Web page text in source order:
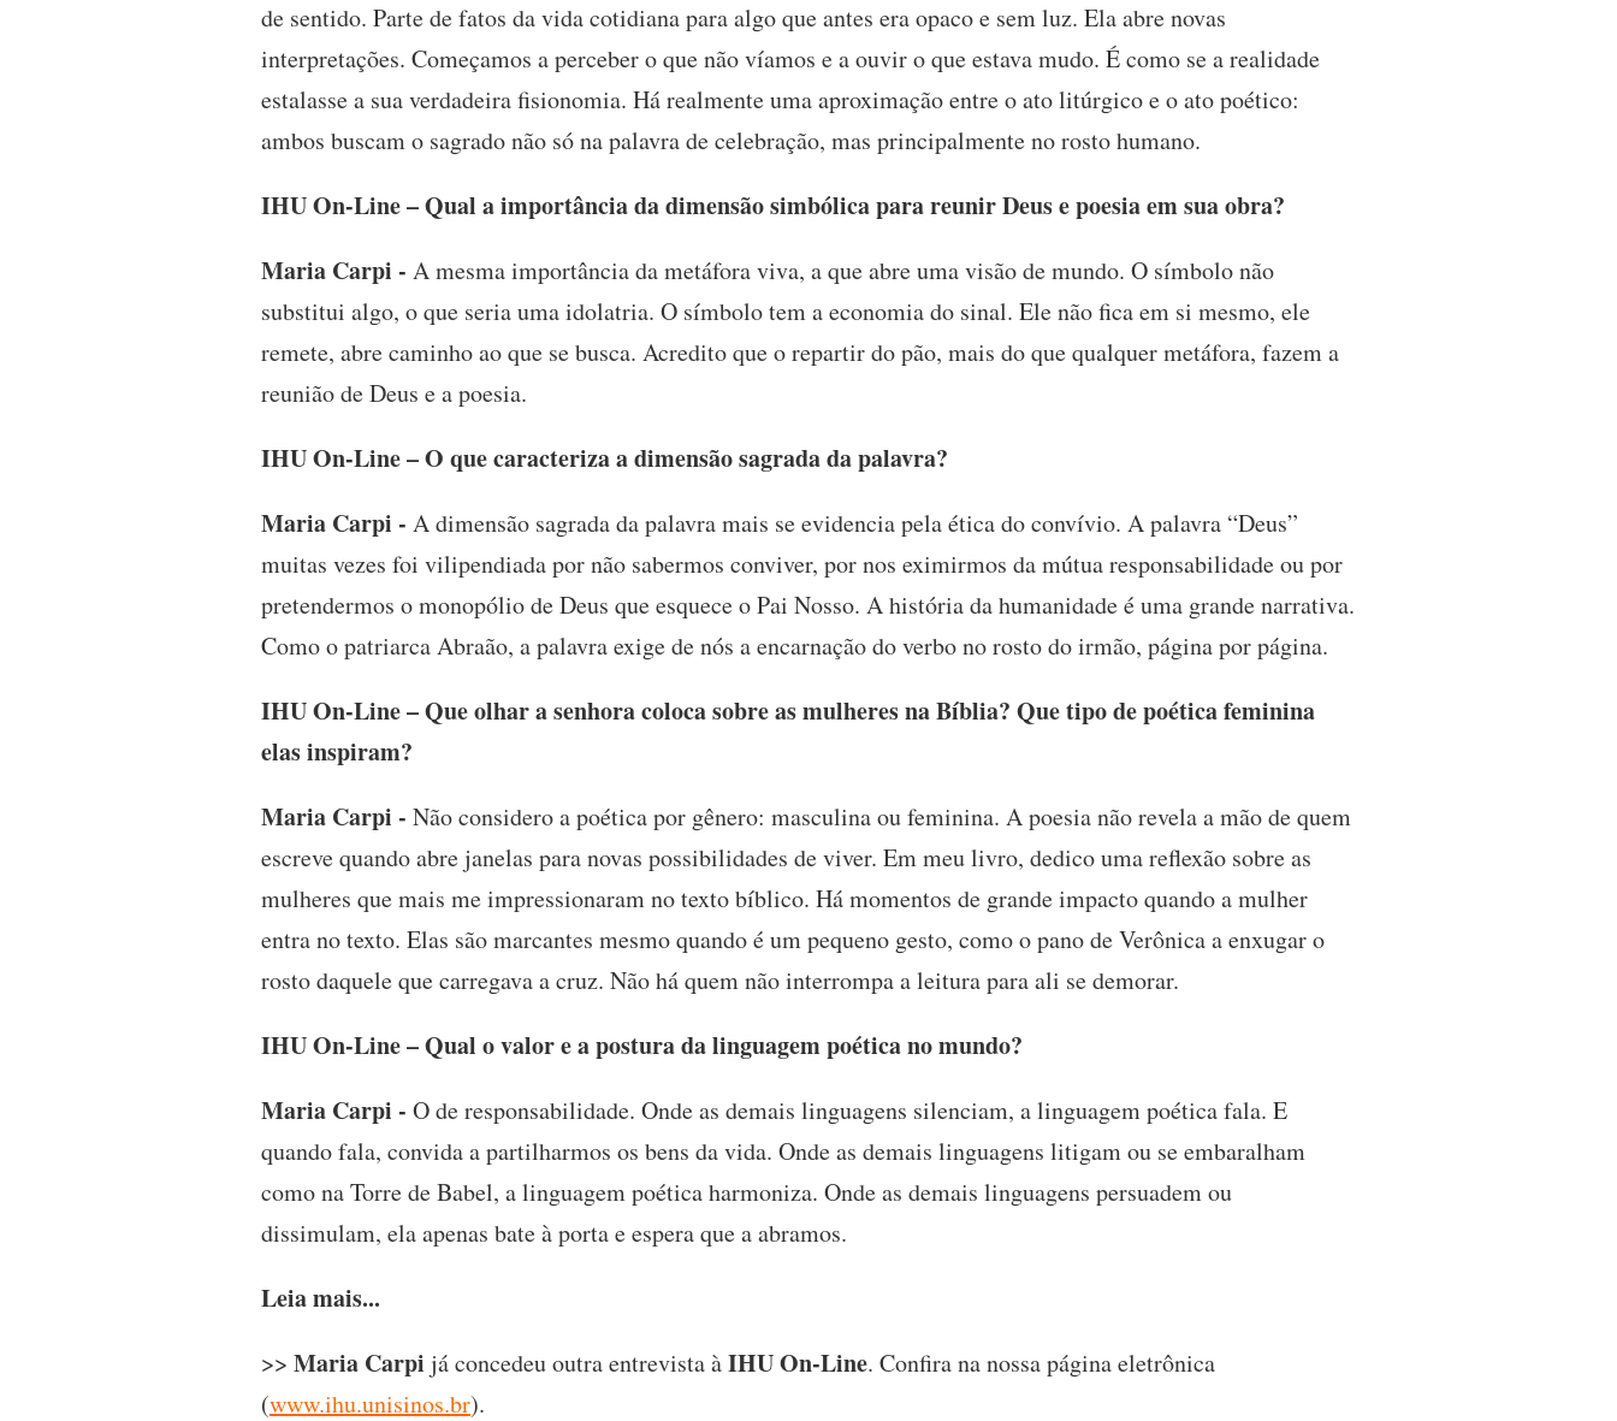
de sentido. Parte de fatos da vida cotidiana para algo que antes era opaco e sem luz. Ela abre novas
interpretações. Começamos a perceber o que não víamos e a ouvir o que estava mudo. É como se a realidade
estalasse a sua verdadeira fisionomia. Há realmente uma aproximação entre o ato litúrgico e o ato poético:
ambos buscam o sagrado não só na palavra de celebração, mas principalmente no rosto humano.
IHU On-Line – Qual a importância da dimensão simbólica para reunir Deus e poesia em sua obra?
Maria Carpi - A mesma importância da metáfora viva, a que abre uma visão de mundo. O símbolo não
substitui algo, o que seria uma idolatria. O símbolo tem a economia do sinal. Ele não fica em si mesmo, ele
remete, abre caminho ao que se busca. Acredito que o repartir do pão, mais do que qualquer metáfora, fazem a
reunião de Deus e a poesia.
IHU On-Line – O que caracteriza a dimensão sagrada da palavra?
Maria Carpi - A dimensão sagrada da palavra mais se evidencia pela ética do convívio. A palavra “Deus”
muitas vezes foi vilipendiada por não sabermos conviver, por nos eximirmos da mútua responsabilidade ou por
pretendermos o monopólio de Deus que esquece o Pai Nosso. A história da humanidade é uma grande narrativa.
Como o patriarca Abraão, a palavra exige de nós a encarnação do verbo no rosto do irmão, página por página.
IHU On-Line – Que olhar a senhora coloca sobre as mulheres na Bíblia? Que tipo de poética feminina
elas inspiram?
Maria Carpi - Não considero a poética por gênero: masculina ou feminina. A poesia não revela a mão de quem
escreve quando abre janelas para novas possibilidades de viver. Em meu livro, dedico uma reflexão sobre as
mulheres que mais me impressionaram no texto bíblico. Há momentos de grande impacto quando a mulher
entra no texto. Elas são marcantes mesmo quando é um pequeno gesto, como o pano de Verônica a enxugar o
rosto daquele que carregava a cruz. Não há quem não interrompa a leitura para ali se demorar.
IHU On-Line – Qual o valor e a postura da linguagem poética no mundo?
Maria Carpi - O de responsabilidade. Onde as demais linguagens silenciam, a linguagem poética fala. E
quando fala, convida a partilharmos os bens da vida. Onde as demais linguagens litigam ou se embaralham
como na Torre de Babel, a linguagem poética harmoniza. Onde as demais linguagens persuadem ou
dissimulam, ela apenas bate à porta e espera que a abramos.
Leia mais...
>> Maria Carpi já concedeu outra entrevista àIHU On-Line. Confira na nossa página eletrônica
(www.ihu.unisinos.br).